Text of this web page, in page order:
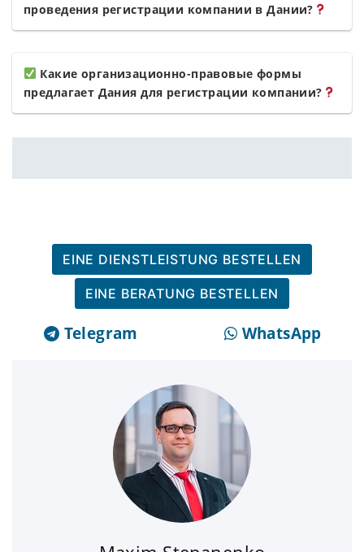
проведения регистрации компании в Дании?
Какие организационно-правовые формы
предлагает Дания для регистрации компании?
EINE DIENSTLEISTUNG BESTELLEN
EINE BERATUNG BESTELLEN
Telegram WhatsApp